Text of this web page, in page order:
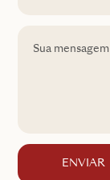
ENVIAR